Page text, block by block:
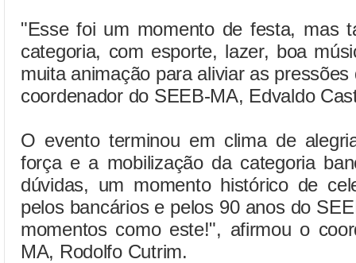
"Esse foi um momento de festa, mas
categoria, com esporte, lazer, boa
muita animação para aliviar as
coordenador do SEEB-MA, Edvaldo
O evento terminou em clima de
força e a mobilização da categoria
dúvidas, um momento histórico de
pelos bancários e pelos 90 anos do
momentos como este!", afirmou o
MA, Rodolfo Cutrim.